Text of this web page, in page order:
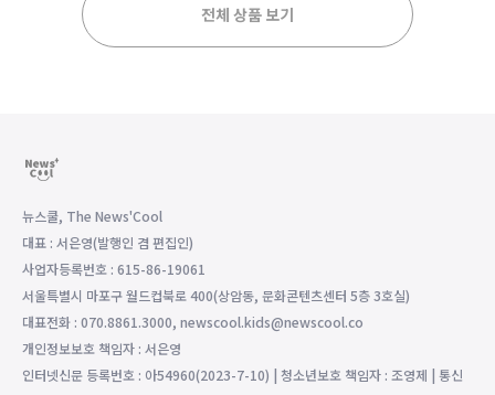
전체 상품 보기
뉴스쿨, The News'Cool
대표 : 서은영(발행인 겸 편집인)
사업자등록번호 : 615-86-19061
서울특별시 마포구 월드컵북로 400(상암동, 문화콘텐츠센터 5층 3호실)
대표전화 : 070.8861.3000, newscool.kids@newscool.co
개인정보보호 책임자 : 서은영
인터넷신문 등록번호 : 아54960(2023-7-10) | 청소년보호 책임자 : 조영제 | 통신